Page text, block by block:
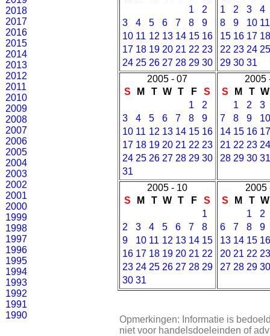
2018
2017
2016
2015
2014
2013
2012
2011
2010
2009
2008
2007
2006
2005
2004
2003
2002
2001
2000
1999
1998
1997
1996
1995
1994
1993
1992
1991
1990
1
2
3
4 5 6 7 8
9
10 11 12 13 14 15 16
17 18 19 20 21 22 23
24 25 26 27 28 29 30
1
2 3
4
8
9 10 11
15 16 17 18
22 23 24 25
29 30 31
2005 - 07
S
M T W T F
S
1
2
3
4 5 6 7 8
9
10 11 12 13 14 15 16
17 18 19 20 21 22 23
24 25 26 27 28 29 30
31
2005
S
M T W
1
2
3
7
8 9
10
14 15 16 17
21 22 23 24
28 29 30 31
2005 - 10
S
M T W T F
S
1
2
3 4 5 6 7
8
9
10 11 12 13 14 15
16 17 18 19 20 21 22
23 24 25 26 27 28 29
30 31
2005
S
M T W
1
2
6
7 8
9
13 14 15 16
20 21 22 23
27 28 29 30
Opmerkingen: Informatie is
niet voor handelsdoeleinden of